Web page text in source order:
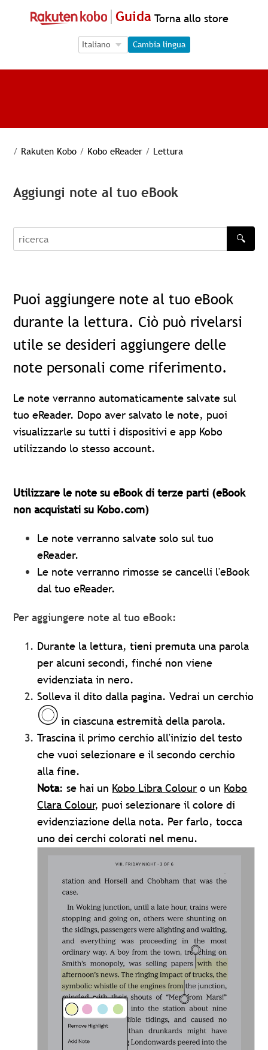
Guida Torna allo store
Language Selection
Language Selection
Cambia lingua
/ Rakuten Kobo / Kobo eReader / Lettura
Aggiungi note al tuo eBook
recherche
🔍
Puoi aggiungere note al tuo eBook
durante la lettura. Ciò può rivelarsi
utile se desideri aggiungere delle
note personali come riferimento.
Le note verranno automaticamente salvate sul
tuo eReader. Dopo aver salvato le note, puoi
visualizzarle su tutti i dispositivi e app Kobo
utilizzando lo stesso account.
Utilizzare le note su eBook di terze parti (eBook
non acquistati su Kobo.com)
Le note verranno salvate solo sul tuo
eReader.
Le note verranno rimosse se cancelli l'eBook
dal tuo eReader.
Per aggiungere note al tuo eBook:
Durante la lettura, tieni premuta una parola
per alcuni secondi, finché non viene
evidenziata in nero.
Solleva il dito dalla pagina. Vedrai un cerchio
in ciascuna estremità della parola.
Trascina il primo cerchio all'inizio del testo
che vuoi selezionare e il secondo cerchio
alla fine.
Nota: se hai un Kobo Libra Colour o un Kobo
Clara Colour, puoi selezionare il colore di
evidenziazione della nota. Per farlo, tocca
uno dei cerchi colorati nel menu.